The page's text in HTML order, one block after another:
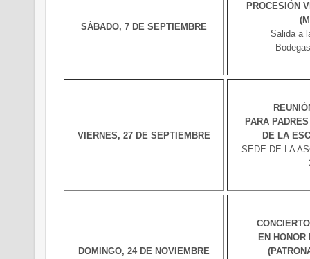
SÁBADO, 7 DE SEPTIEMBRE
PROCESIÓN
Salida a
VIERNES, 27 DE SEPTIEMBRE
PARA
DE LA
SEDE DE LA
DOMINGO, 24 DE NOVIEMBRE
EN